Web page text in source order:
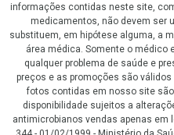
informações contidas neste site,
medicamentos, não devem ser
substituem, em hipótese alguma, a
área médica. Somente o
qualquer problema de saúde e
preços e as promoções são
fotos contidas em nosso site
disponibilidade sujeitos a
antimicrobianos vendas apenas em